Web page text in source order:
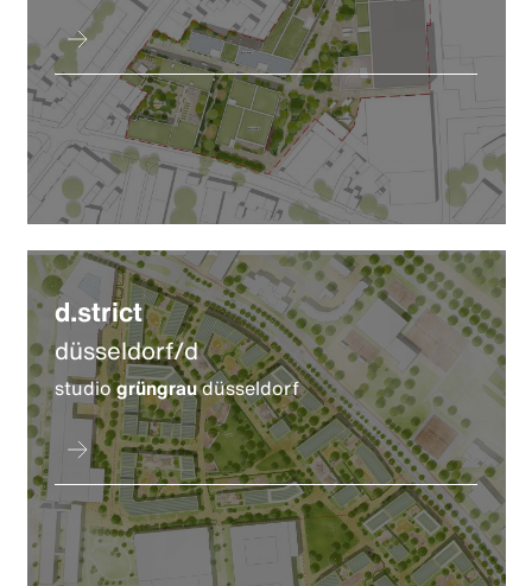
d.strict
düsseldorf/d
studiogrüngraudüsseldorf